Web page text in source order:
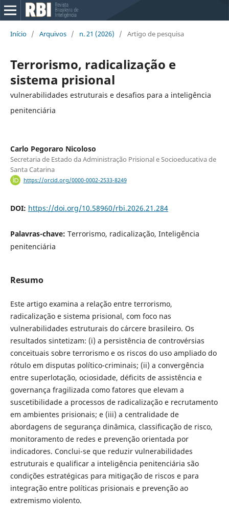
Início / Arquivos / n. 21 (2026) / Artigo de pesquisa
Terrorismo, radicalização e
sistema prisional
vulnerabilidades estruturais e desafios para a inteligência
penitenciária
Carlo Pegoraro Nicoloso
Secretaria de Estado da Administração Prisional e Socioeducativa de
Santa Catarina
https://orcid.org/0000-0002-2533-8249
DOI: https://doi.org/10.58960/rbi.2026.21.284
Palavras-chave: Terrorismo, radicalização, Inteligência
penitenciária
Resumo
Este artigo examina a relação entre terrorismo,
radicalização e sistema prisional, com foco nas
vulnerabilidades estruturais do cárcere brasileiro. Os
resultados sintetizam: (i) a persistência de controvérsias
conceituais sobre terrorismo e os riscos do uso ampliado do
rótulo em disputas político-criminais; (ii) a convergência
entre superlotação, ociosidade, déficits de assistência e
governança fragilizada como fatores que elevam a
suscetibilidade a processos de radicalização e recrutamento
em ambientes prisionais; e (iii) a centralidade de
abordagens de segurança dinâmica, classificação de risco,
monitoramento de redes e prevenção orientada por
indicadores. Conclui-se que reduzir vulnerabilidades
estruturais e qualificar a inteligência penitenciária são
condições estratégicas para mitigação de riscos e para
integração entre políticas prisionais e prevenção ao
extremismo violento.